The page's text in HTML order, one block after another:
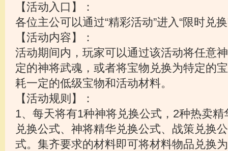
【活动入口】：
各位主公可以通过“精彩活动”进入“限时兑
【活动内容】：
活动期间内，玩家可以通过该活动将任意
定的神将武魂，或者将宝物兑换为特定的
耗一定的低级宝物和活动材料。
【活动规则】：
1、每天将有1种神将兑换公式，2种热卖
兑换公式、神将精华兑换公式、战策兑换
式。集齐要求的材料即可将材料物品兑换